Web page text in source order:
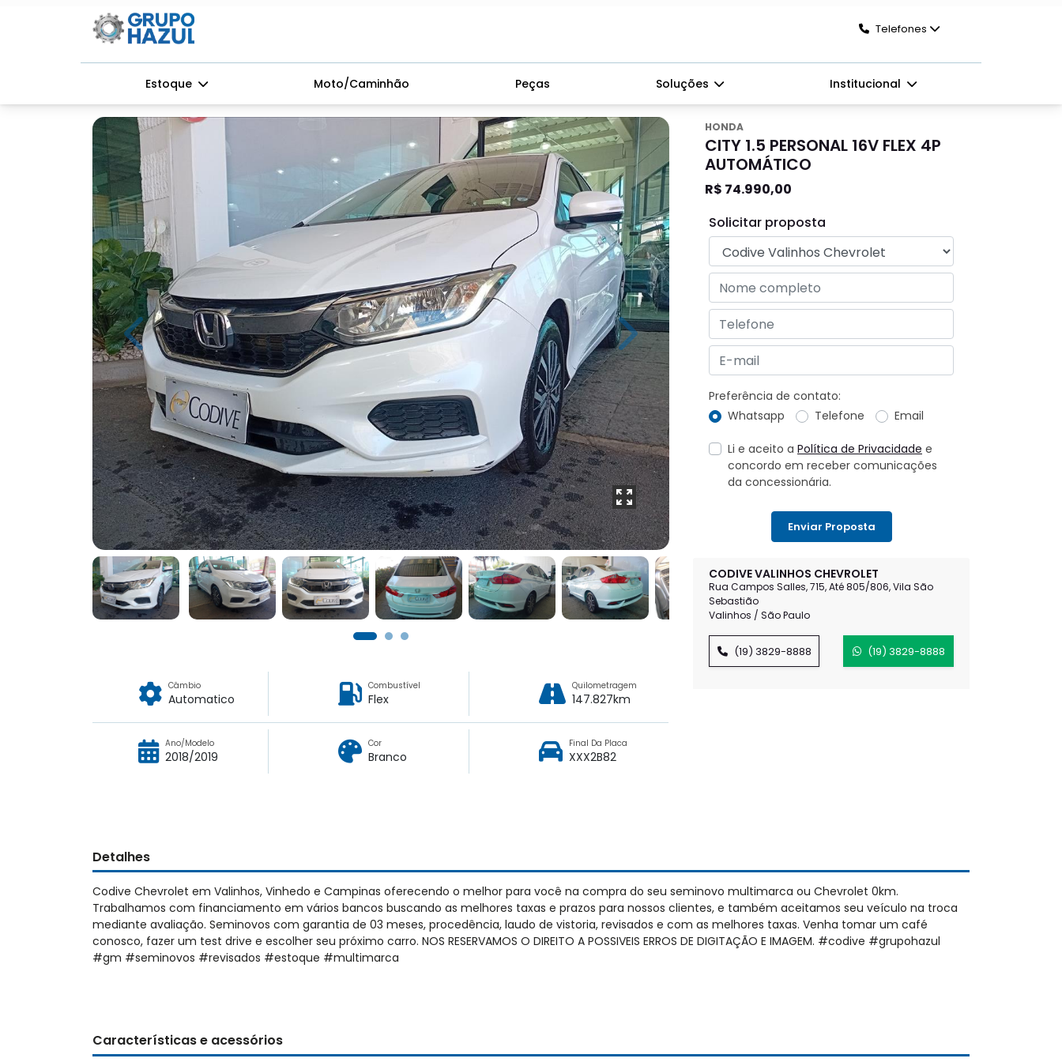
Telefones
Estoque Moto/Caminhão Peças Soluções Institucional
HONDA
CITY 1.5 PERSONAL 16V FLEX 4P
AUTOMÁTICO
R$ 74.990,00
CODIVE VALINHOS CHEVROLET
Rua Campos Salles, 715, Até 805/806, Vila São
Sebastião
Valinhos / São Paulo
(19) 3829-8888 (19) 3829-8888
Solicitar proposta
Preferência de contato:
Whatsapp
Telefone Email
Li e aceito a Política de Privacidade e
concordo em receber comunicações
da concessionária.
Enviar Proposta
Previous Next
Câmbio
Automatico
Combustível
Flex
Quilometragem
147.827km
Ano/Modelo
2018/2019
Cor
Branco
Final Da Placa
XXX2B82
Detalhes
Codive Chevrolet em Valinhos, Vinhedo e Campinas oferecendo o melhor para você na compra do seu seminovo multimarca ou Chevrolet 0km.
Trabalhamos com financiamento em vários bancos buscando as melhores taxas e prazos para nossos clientes, e também aceitamos seu veículo na troca
mediante avaliação. Seminovos com garantia de 03 meses, procedência, laudo de vistoria, revisados e com as melhores taxas. Venha tomar um café
conosco, fazer um test drive e escolher seu próximo carro. NOS RESERVAMOS O DIREITO A POSSIVEIS ERROS DE DIGITAÇÃO E IMAGEM. #codive #grupohazul
#gm #seminovos #revisados #estoque #multimarca
Características e acessórios